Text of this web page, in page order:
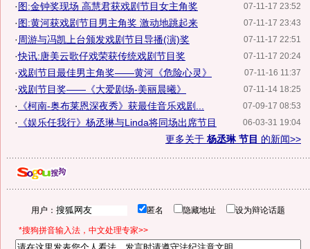
07-11-17 23:52
·图:金钟奖现场 高慧君获戏剧节目女主角奖
07-11-17 23:43
·图:黄河获戏剧节目男主角奖 激动地跳起来
07-11-17 22:51
· 周游与冯凯上台颁发戏剧节目导播(演)奖
07-11-17 20:24
·快讯:唐美云歌仔戏荣获传统戏剧节目奖
07-11-16 11:37
·戏剧节目最佳男主角奖——黄河《危险心灵》
07-11-14 18:25
·戏剧节目奖——《大爱剧场-美丽晨曦》
07-09-17 08:53
· 《柯南-奥布莱恩深夜秀》获最佳音乐戏剧...
06-03-31 19:04
·
《娱乐任我行》杨丞琳与Linda将同场出席节目
更多关于 杨丞琳 节目 的新闻>>
用户： 匿名 隐藏地址 设为辩论话题
*搜狗拼音输入法，中文处理专家>>